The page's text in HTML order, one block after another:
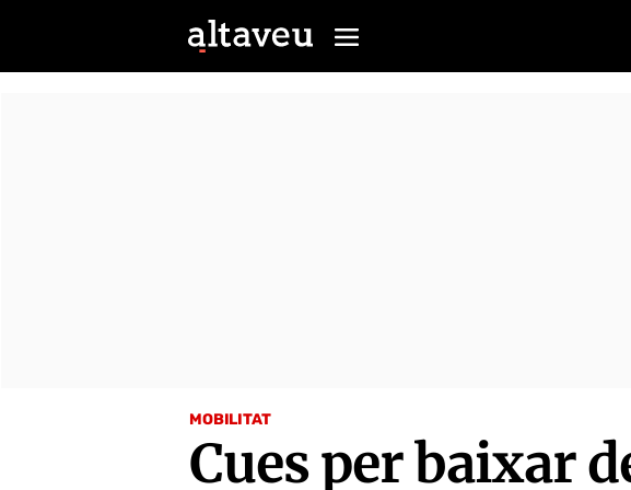
MOBILITAT
Cues per baixar